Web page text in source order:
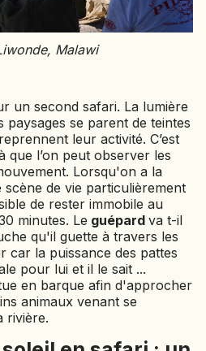
Malawi
un second safari. La lumière
paysages se parent de teintes
leur activité. C’est
que l’on peut observer les
Lorsqu'on a la
de vie particulièrement
de rester immobile au
minutes. Le guépard va t-il
qu'il guette à travers les
car la puissance des pattes
pour lui et il le sait ...
en barque afin d'approcher
animaux venant se
rivière.